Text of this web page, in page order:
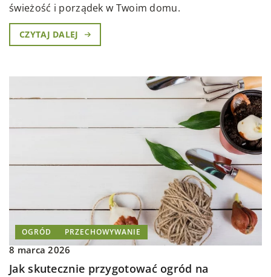
świeżość i porządek w Twoim domu.
CZYTAJ DALEJ
OGRÓD PRZECHOWYWANIE
8 marca 2026
Jak skutecznie przygotować ogród na